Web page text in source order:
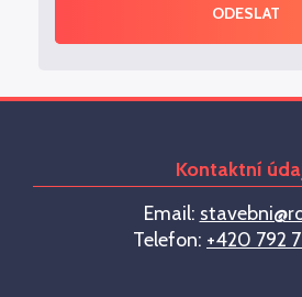
ODESLAT
Kontaktní
Email:
Telefon: +420 792